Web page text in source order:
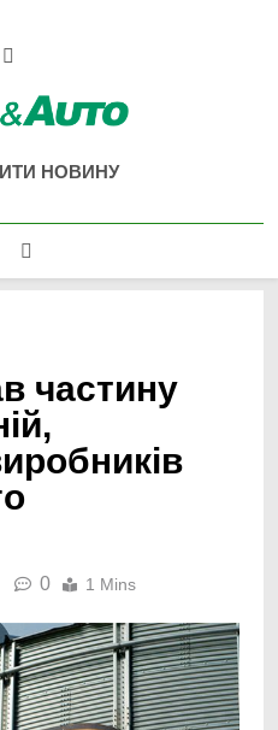
Auto
НОВИНУ
частину
0 1 Mins